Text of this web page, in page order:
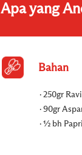
Apa yang
Bahan
250gr
90gr
½ bh